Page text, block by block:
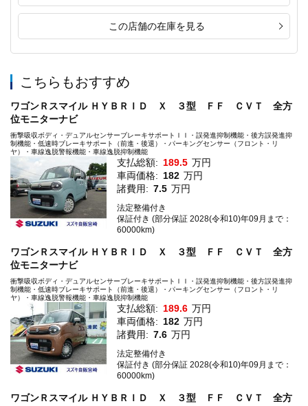
この店舗の在庫を見る
こちらもおすすめ
ワゴンＲスマイル ＨＹＢＲＩＤ Ｘ ３型 ＦＦ ＣＶＴ 全方
位モニターナビ
衝撃吸収ボディ・デュアルセンサーブレーキサポートＩＩ・誤発進抑制機能・後方誤発進抑
制機能・低速時ブレーキサポート（前進・後退）・パーキングセンサー（フロント・リ
ヤ）・車線逸脱警報機能・車線逸脱抑制機能
支払総額: 189.5 万円
車両価格: 182 万円
諸費用: 7.5 万円
法定整備付き
保証付き (部分保証 2028(令和10)年09月まで：
60000km)
ワゴンＲスマイル ＨＹＢＲＩＤ Ｘ ３型 ＦＦ ＣＶＴ 全方
位モニターナビ
衝撃吸収ボディ・デュアルセンサーブレーキサポートＩＩ・誤発進抑制機能・後方誤発進抑
制機能・低速時ブレーキサポート（前進・後退）・パーキングセンサー（フロント・リ
ヤ）・車線逸脱警報機能・車線逸脱抑制機能
支払総額: 189.6 万円
車両価格: 182 万円
諸費用: 7.6 万円
法定整備付き
保証付き (部分保証 2028(令和10)年09月まで：
60000km)
ワゴンＲスマイル ＨＹＢＲＩＤ Ｘ ３型 ＦＦ ＣＶＴ 全方